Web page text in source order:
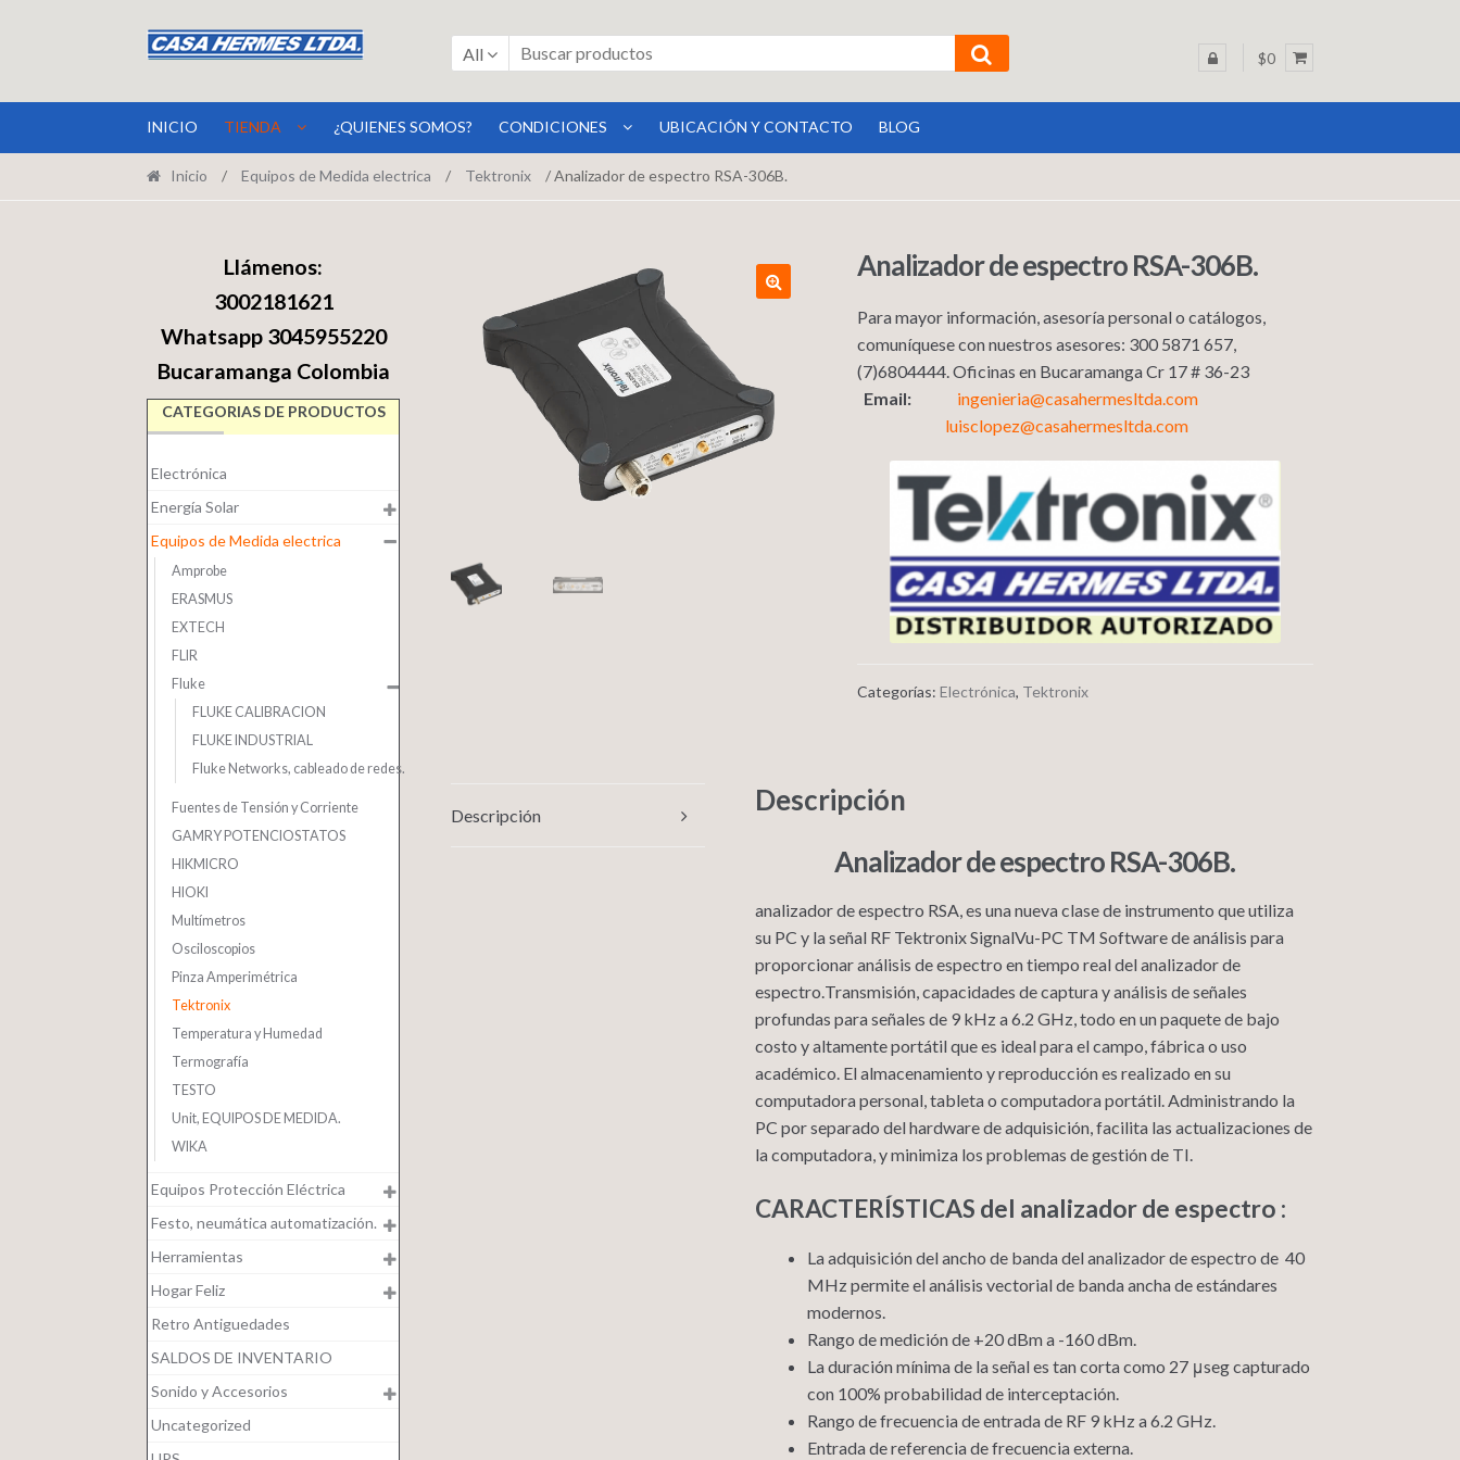
a
la
al
contenido
All $0
INICIO TIENDA ¿QUIENES SOMOS? CONDICIONES UBICACIÓN Y CONTACTO BLOG
Inicio / Equipos de Medida electrica / Tektronix / Analizador de espectro RSA-306B.
Analizador de espectro RSA-306B.
Para mayor información, asesoría personal o catálogos,
comuníquese con nuestros asesores: 300 5871 657,
(7)6804444. Oficinas en Bucaramanga Cr 17 # 36-23
Email: ingenieria@casahermesltda.com
luisclopez@casahermesltda.com
Categorías: Electrónica, Tektronix
Descripción
Descripción
Analizador de espectro RSA-306B.
analizador de espectro RSA, es una nueva clase de instrumento que utiliza
su PC y la señal RF Tektronix SignalVu-PC TMSoftware de análisis para
proporcionar análisis de espectro en tiempo real del analizador de
espectro.Transmisión,capacidades de captura y análisis de señales
profundas para señales de 9 kHz a6.2 GHz, todo en un paquete de bajo
costo y altamente portátil que es ideal para el campo,fábrica o uso
académico. Elalmacenamiento y reproducción esrealizado en su
computadora personal, tableta o computadora portátil.Administrando la
PCpor separado del hardware de adquisición, facilita las actualizaciones de
la computadora,y minimiza los problemas de gestión de TI.
CARACTERÍSTICAS del analizador de espectro :
La adquisición del ancho de banda del analizador de espectro de 40
MHz permite el análisis vectorial de banda ancha de estándares
modernos.
Rango de medición de +20 dBm a -160 dBm.
La duración mínima de la señal es tan corta como 27 μseg capturado
con 100%probabilidad de interceptación.
Rango de frecuencia de entrada de RF 9 kHz a 6.2 GHz.
Entrada de referencia de frecuencia externa.
Llámenos:
3002181621
Whatsapp 3045955220
Bucaramanga Colombia
CATEGORIAS DE PRODUCTOS
Electrónica
Energía Solar
Equipos de Medida electrica
Amprobe
ERASMUS
EXTECH
FLIR
Fluke
FLUKE CALIBRACION
FLUKE INDUSTRIAL
Fluke Networks, cableado de redes.
Fuentes de Tensión y Corriente
GAMRY POTENCIOSTATOS
HIKMICRO
HIOKI
Multímetros
Osciloscopios
Pinza Amperimétrica
Tektronix
Temperatura y Humedad
Termografía
TESTO
Unit, EQUIPOS DE MEDIDA.
WIKA
Equipos Protección Eléctrica
Festo, neumática automatización.
Herramientas
Hogar Feliz
Retro Antiguedades
SALDOS DE INVENTARIO
Sonido y Accesorios
Uncategorized